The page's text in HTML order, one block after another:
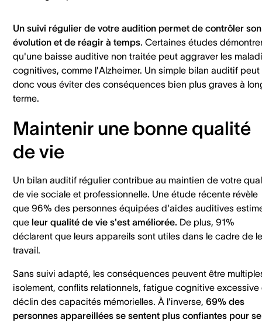
Un suivi régulier de votre audition permet de contrôler son
évolution et de réagir à temps. Certaines études
qu'une baisse auditive non traitée peut aggraver les
cognitives, comme l'Alzheimer. Un simple bilan auditif peut
donc vous éviter des conséquences bien plus graves à
terme.
Maintenir une bonne qualité
de vie
Un bilan auditif régulier contribue au maintien de votre
de vie sociale et professionnelle. Une étude récente révèle
que 96% des personnes équipées d'aides auditives
que leur qualité de vie s'est améliorée. De plus, 91%
déclarent que leurs appareils sont utiles dans le cadre de
travail.
Sans suivi adapté, les conséquences peuvent être
isolement, conflits relationnels, fatigue cognitive excessive
déclin des capacités mémorielles. À l'inverse, 69% des
personnes appareillées se sentent plus confiantes pour se